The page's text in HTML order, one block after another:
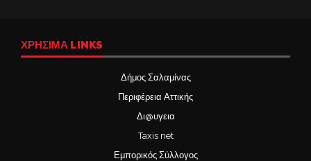
ΧΡΉΣΙΜΑ LINKS
Δήμος Σαλαμίνας
Περιφέρεια Αττικής
Δι@υγεια
Taxis net
Εμπορικός Σύλλογος